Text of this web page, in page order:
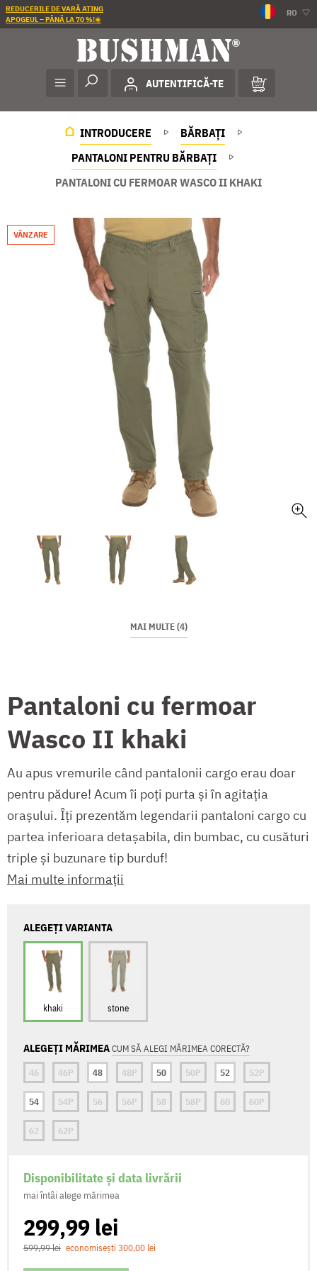
REDUCERILE DE VARĂ ATING
APOGEUL – PÂNĂ LA 70 %!☀️
RO
AUTENTIFICĂ-TE
INTRODUCERE
BĂRBAȚI
PANTALONI PENTRU BĂRBAȚI
PANTALONI CU FERMOAR WASCO II KHAKI
VÂNZARE
MAI MULTE (4)
Pantaloni cu fermoar
Wasco II khaki
Au apus vremurile când pantalonii cargo erau doar
pentru pădure! Acum îi poți purta și în agitația
orașului. Îți prezentăm legendarii pantaloni cargo cu
partea inferioara detașabila, din bumbac, cu cusături
triple și buzunare tip burduf!
Mai multe informații
ALEGEȚI VARIANTA
khaki stone
ALEGEȚI MĂRIMEACUM SĂ ALEGI MĂRIMEA CORECTĂ?
46
46P 48 48P 50 50P 52 52P
54 54P 56 56P 58 58P 60 60P
62 62P
Disponibilitate și data livrării
mai întâi alege mărimea
299,99 lei
599,99 lei economisești 300,00 lei